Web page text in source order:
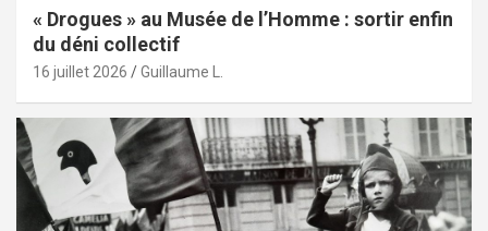
« Drogues » au Musée de l’Homme : sortir enfin
du déni collectif
16 juillet 2026 Guillaume L.